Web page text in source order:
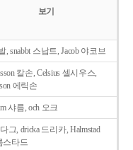
보기
, snabbt 스납트, Jacob 야코브
칼손, Celsius 셀시우스,
에릭손
샤름, och 오크
그, dricka 드리카, Halmstad
스타드